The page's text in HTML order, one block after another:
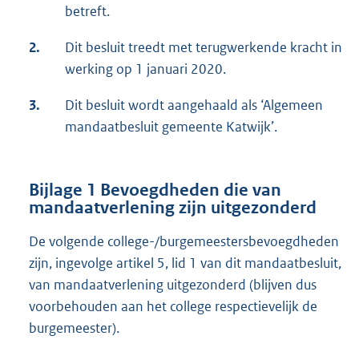
betreft.
2.
Dit besluit treedt met terugwerkende kracht in
werking op 1 januari 2020.
3.
Dit besluit wordt aangehaald als ‘Algemeen
mandaatbesluit gemeente Katwijk’.
Bijlage 1 Bevoegdheden die van
mandaatverlening zijn uitgezonderd
De volgende college-/burgemeestersbevoegdheden
zijn, ingevolge artikel 5, lid 1 van dit mandaatbesluit,
van mandaatverlening uitgezonderd (blijven dus
voorbehouden aan het college respectievelijk de
burgemeester).